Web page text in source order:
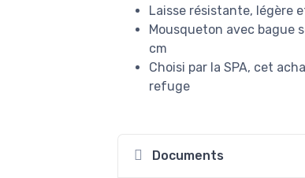
Laisse résistante, légère
Mousqueton avec bague
cm
Choisi par la SPA, cet
refuge
Documents